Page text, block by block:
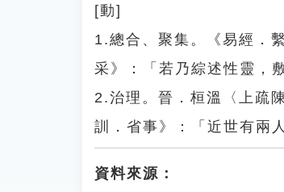
[動]
1.總合、聚集。《易經．
采》：「若乃綜述性靈，
2.治理。晉．桓溫〈上疏
訓．省事》：「近世有兩
資料來源：